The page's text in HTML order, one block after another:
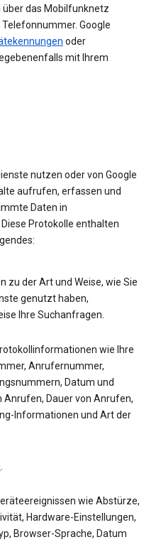
das Mobilfunknetz
Google
oder
mit Ihrem
nutzen oder von Google
aufrufen, erfassen und
Daten in
Diese Protokolle enthalten
zu der Art und Weise, wie Sie
genutzt haben,
Ihre Suchanfragen.
wie Ihre
Anrufernummer,
Datum und
Anrufen, Dauer von Anrufen,
Informationen und Art der
.
wie Abstürze,
Hardware-Einstellungen,
Browser-Sprache, Datum